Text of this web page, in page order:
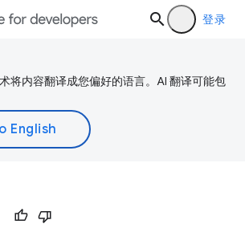
登录
将内容翻译成您偏好的语言。AI 翻译可能包